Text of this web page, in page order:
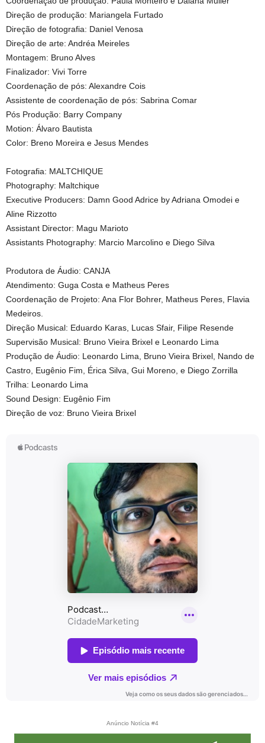
Direção de produção: Mariangela Furtado
Direção de fotografia: Daniel Venosa
Direção de arte: Andréa Meireles
Montagem: Bruno Alves
Finalizador: Vivi Torre
Coordenação de pós: Alexandre Cois
Assistente de coordenação de pós: Sabrina Comar
Pós Produção: Barry Company
Motion: Álvaro Bautista
Color: Breno Moreira e Jesus Mendes
Fotografia: MALTCHIQUE
Photography: Maltchique
Executive Producers: Damn Good Adrice by Adriana Omodei e
Aline Rizzotto
Assistant Director: Magu Marioto
Assistants Photography: Marcio Marcolino e Diego Silva
Produtora de Áudio: CANJA
Atendimento: Guga Costa e Matheus Peres
Coordenação de Projeto: Ana Flor Bohrer, Matheus Peres, Flavia
Medeiros.
Direção Musical: Eduardo Karas, Lucas Sfair, Filipe Resende
Supervisão Musical: Bruno Vieira Brixel e Leonardo Lima
Produção de Áudio: Leonardo Lima, Bruno Vieira Brixel, Nando de
Castro, Eugênio Fim, Érica Silva, Gui Moreno, e Diego Zorrilla
Trilha: Leonardo Lima
Sound Design: Eugênio Fim
Direção de voz: Bruno Vieira Brixel
Anúncio Notícia #4